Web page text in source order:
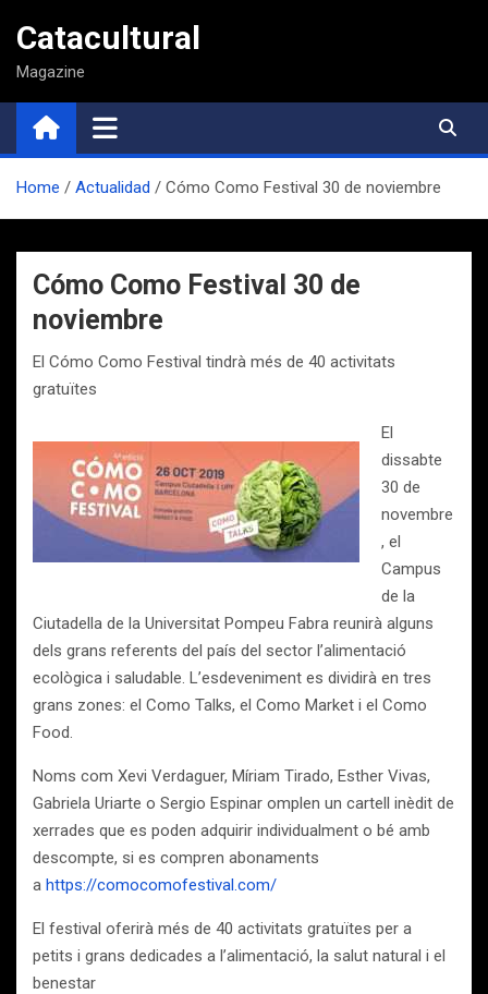
contenido
Catacultural
Magazine
Home Actualidad Cómo Como Festival 30 de noviembre
Cómo Como Festival 30 de
noviembre
El Cómo Como Festival tindrà més de 40 activitats
gratuïtes
El
dissabte
30 de
novembre
, el
Campus
de la
Ciutadella de la Universitat Pompeu Fabra reunirà alguns
dels grans referents del país del sector l’alimentació
ecològica i saludable. L’esdeveniment es dividirà en tres
grans zones: el Como Talks, el Como Market i el Como
Food.
Noms com Xevi Verdaguer, Míriam Tirado, Esther Vivas,
Gabriela Uriarte o Sergio Espinar omplen un cartell inèdit de
xerrades que es poden adquirir individualment o bé amb
descompte, si es compren abonaments
a https://comocomofestival.com/
El festival oferirà més de 40 activitats gratuïtes per a
petits i grans dedicades a l’alimentació, la salut natural i el
benestar